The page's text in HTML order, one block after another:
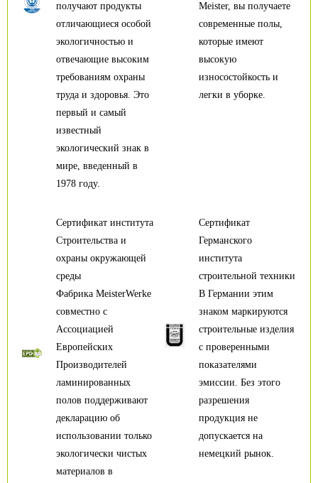
Meister, вы получаете
современные полы,
которые имеют
высокую
износостойкость и
легки в уборке.
получают продукты
отличающиеся особой
экологичностью и
отвечающие высоким
требованиям охраны
труда и здоровья. Это
первый и самый
известный
экологический знак в
мире, введенный в
1978 году.
Сертификат института
Строительства и
охраны окружающей
среды
Фабрика MeisterWerke
совместно с
Ассоциацией
Европейских
Производителей
ламинированных
полов поддерживают
декларацию об
использовании только
экологически чистых
материалов в
Сертификат
Германского
института
строительной техники
В Германии этим
знаком маркируются
строительные изделия
с проверенными
показателями
эмиссии. Без этого
разрешения
продукция не
допускается на
немецкий рынок.